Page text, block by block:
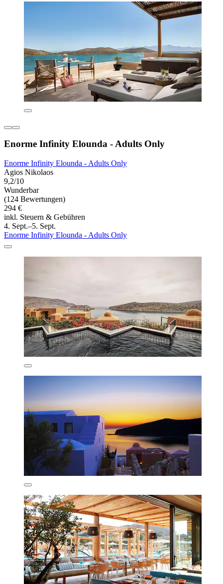
Enorme Infinity Elounda - Adults Only
Enorme Infinity Elounda - Adults Only
Agios Nikolaos
9,2/10
Wunderbar
(124 Bewertungen)
294 €
inkl. Steuern & Gebühren
4. Sept.–5. Sept.
Enorme Infinity Elounda - Adults Only